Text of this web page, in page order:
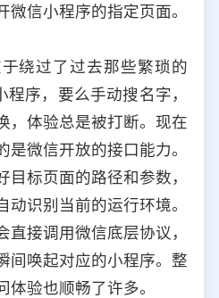
信小程序的指定页面。
绕过了过去那些繁琐的
程序，要么手动搜名字，
，体验总是被打断。现在
微信开放的接口能力。
标页面的路径和参数，
识别当前的运行环境。
接调用微信底层协议，
间唤起对应的小程序。整
验也顺畅了许多。